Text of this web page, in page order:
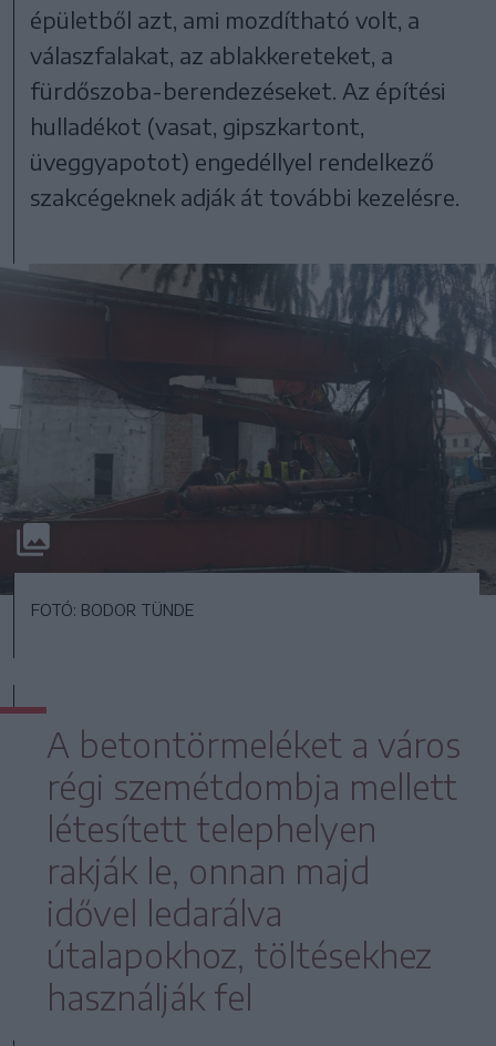
épületből azt, ami mozdítható volt, a
válaszfalakat, az ablakkereteket, a
fürdőszoba-berendezéseket. Az építési
hulladékot (vasat, gipszkartont,
üveggyapotot) engedéllyel rendelkező
szakcégeknek adják át további kezelésre.
FOTÓ: BODOR TÜNDE
A betontörmeléket a város
régi szemétdombja mellett
létesített telephelyen
rakják le, onnan majd
idővel ledarálva
útalapokhoz, töltésekhez
használják fel